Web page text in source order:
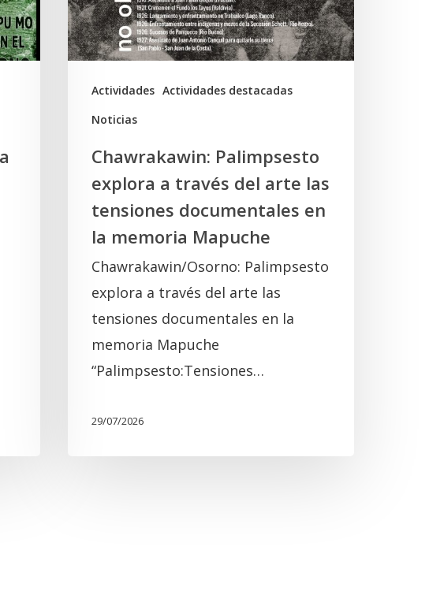
Actividades Actividades destacadas
Noticias
del
arte
las
tensiones
documentales
memoria
Mapuche
Chawrakawin: Palimpsesto
explora a través del arte las
tensiones documentales en
la memoria Mapuche
Chawrakawin/Osorno: Palimpsesto
explora a través del arte las
tensiones documentales en la
memoria Mapuche
“Palimpsesto:Tensiones…
29/07/2026